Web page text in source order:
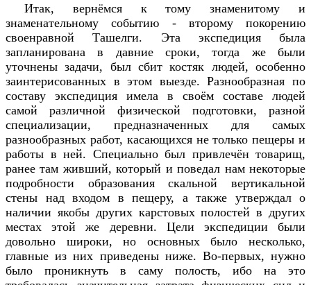
Итак, вернёмся к тому знаменитому и
знаменательному событию - второму покорению
своенравной Ташелги. Эта экспедиция была
запланирована в давние сроки, тогда же были
уточнены задачи, был сбит костяк людей, особенно
заинтерисованных в этом выезде. Разнообразная по
составу экспедиция имела в своём составе людей
самой различной физической подготовки, разной
специализации, предназначенных для самых
разнообразных работ, касающихся не только пещеры и
работы в ней. Специально был привлечён товарищ,
ранее там живший, который и поведал нам некоторые
подробности образования скальной вертикальной
стены над входом в пещеру, а также утверждал о
наличии якобы других карстовых полостей в других
местах этой же деревни. Цели экспедиции были
довольно широки, но основных было несколько,
главные из них приведены ниже. Во-первых, нужно
было проникнуть в саму полость, ибо на это